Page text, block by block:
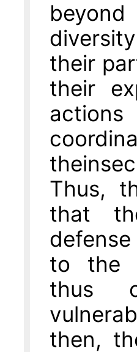
their
their
Thus,
that
to the
thus
then,